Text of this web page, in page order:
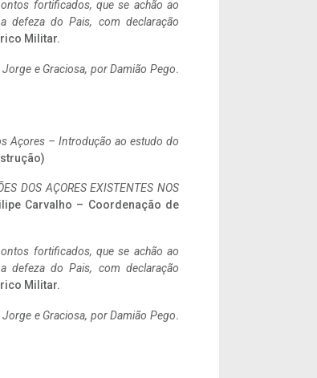
fortificados, que se achão ao
defeza do Pais, com declaração
Militar.
e Graciosa, por Damião Pego.
Açores – Introdução ao estudo do
DOS AÇORES EXISTENTES NOS
Carvalho – Coordenação de
fortificados, que se achão ao
defeza do Pais, com declaração
Militar.
e Graciosa, por Damião Pego.